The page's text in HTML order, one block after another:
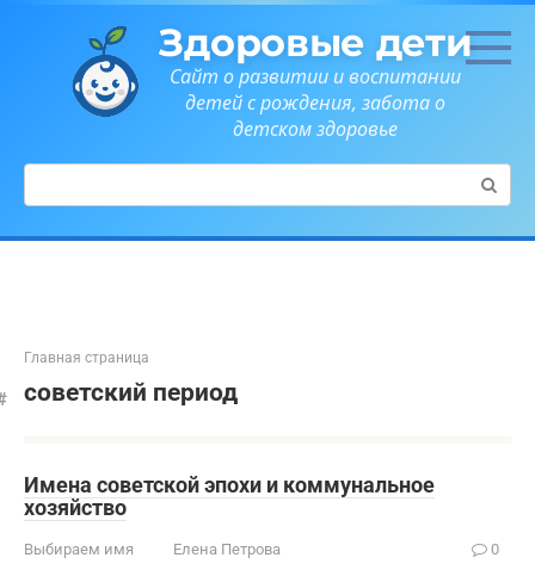
Здоровые дети
Сайт о развитии и воспитании
детей с рождения, забота о
детском здоровье
Поиск:
Главная страница
советский период
Имена советской эпохи и коммунальное
хозяйство
Выбираем имя Елена Петрова 0